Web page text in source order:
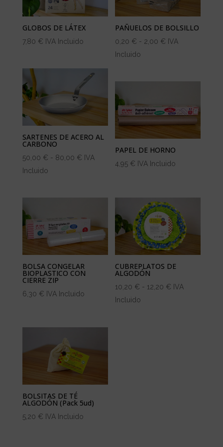
GLOBOS DE LÁTEX
7,80 € IVA Incluido
PAÑUELOS DE BOLSILLO
0,20 € - 2,00 € Rango
hasta
2,00 €
IVA
Incluido
SARTENES DE ACERO AL
CARBONO
50,00 € - 80,00 €Rango
IVA
Incluido
PAPEL DE HORNO
4,95 € IVA Incluido
BOLSA CONGELAR
BIOPLASTICO CON
CIERRE ZIP
6,30 € IVA Incluido
CUBREPLATOS DE
ALGODÓN
10,20 € - 12,20 € Rango
IVA
Incluido
BOLSITAS DE TÉ
ALGODÓN (Pack 5ud)
5,20 € IVA Incluido